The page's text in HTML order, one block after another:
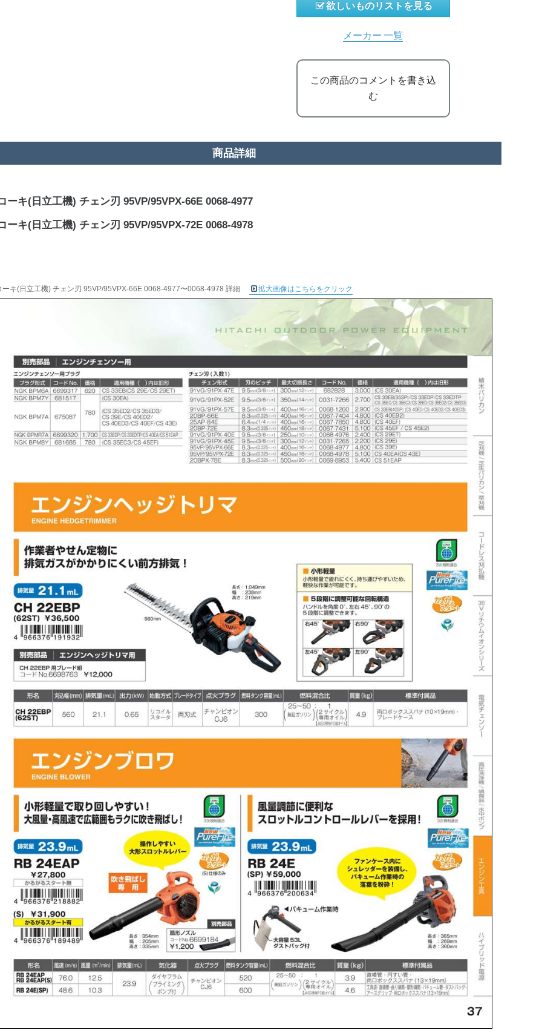
欲しいものリストを見る
メーカー 一覧
この商品のコメントを書き込
む
商品詳細
ーキ(日立工機) チェン刃 95VP/95VPX-66E 0068-4977
ーキ(日立工機) チェン刃 95VP/95VPX-72E 0068-4978
ーキ(日立工機) チェン刃 95VP/95VPX-66E 0068-4977〜0068-4978 詳細 拡大画像はこちらをクリック